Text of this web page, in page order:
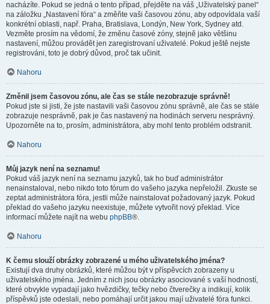
nacházíte. Pokud se jedná o tento případ, přejděte na váš „Uživatelský panel“
na záložku „Nastavení fóra“ a změňte vaši časovou zónu, aby odpovídala vaší
konkrétní oblasti, např. Praha, Bratislava, Londýn, New York, Sydney atd.
Vezměte prosím na vědomí, že změnu časové zóny, stejně jako většinu
nastavení, můžou provádět jen zaregistrovaní uživatelé. Pokud ještě nejste
registrováni, toto je dobrý důvod, proč tak učinit.
Nahoru
Změnil jsem časovou zónu, ale čas se stále nezobrazuje správně!
Pokud jste si jisti, že jste nastavili vaši časovou zónu správně, ale čas se stále
zobrazuje nesprávně, pak je čas nastavený na hodinách serveru nesprávný.
Upozorněte na to, prosím, administrátora, aby mohl tento problém odstranit.
Nahoru
Můj jazyk není na seznamu!
Pokud váš jazyk není na seznamu jazyků, tak ho buď administrátor
nenainstaloval, nebo nikdo toto fórum do vašeho jazyka nepřeložil. Zkuste se
zeptat administrátora fóra, jestli může nainstalovat požadovaný jazyk. Pokud
překlad do vašeho jazyku neexistuje, můžete vytvořit nový překlad. Více
informací můžete najít na webu phpBB®.
Nahoru
K čemu slouží obrázky zobrazené u mého uživatelského jména?
Existují dva druhy obrázků, které můžou být v příspěvcích zobrazeny u
uživatelského jména. Jedním z nich jsou obrázky asociované s vaší hodností,
které obvykle vypadají jako hvězdičky, tečky nebo čtverečky a indikují, kolik
příspěvků jste odeslali, nebo pomáhají určit jakou mají uživatelé fóra funkci.